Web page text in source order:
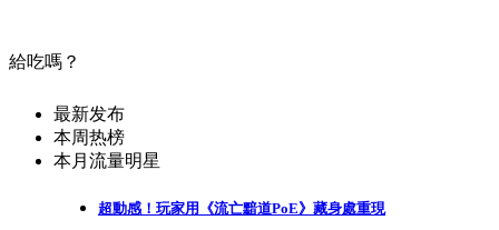
給吃嗎？
最新发布
本周热榜
本月流量明星
超動感！玩家用《流亡黯道PoE》藏身處重現